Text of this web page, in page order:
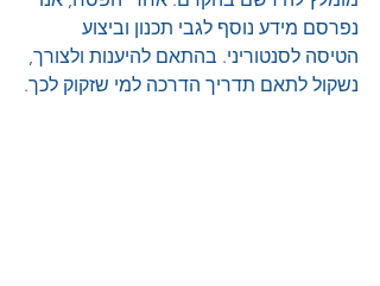
נפרסם מידע נוסף לגבי תכנון וביצוע
הטיסה לסנטוריני. בהתאם להיענות ולצורך,
נשקול לתאם תדריך הדרכה למי שזקוק לכך.